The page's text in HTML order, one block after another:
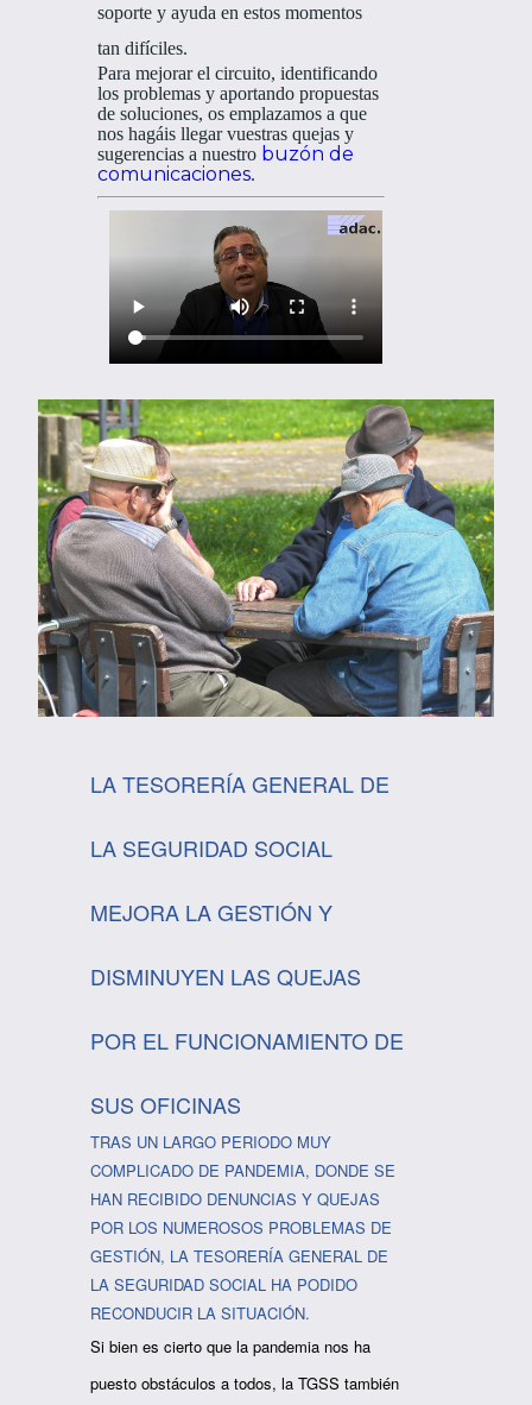
soporte y ayuda en estos momentos
tan difíciles.
Para mejorar el circuito, identificando
los problemas y aportando propuestas
de soluciones, os emplazamos a que
nos hagáis llegar vuestras quejas y
sugerencias a nuestro buzón de
comunicaciones.
LA TESORERÍA GENERAL DE
LA SEGURIDAD SOCIAL
MEJORA LA GESTIÓN Y
DISMINUYEN LAS QUEJAS
POR EL FUNCIONAMIENTO DE
SUS OFICINAS
TRAS UN LARGO PERIODO MUY
COMPLICADO DE PANDEMIA, DONDE SE
HAN RECIBIDO DENUNCIAS Y QUEJAS
POR LOS NUMEROSOS PROBLEMAS DE
GESTIÓN, LA TESORERÍA GENERAL DE
LA SEGURIDAD SOCIAL HA PODIDO
RECONDUCIR LA SITUACIÓN.
Si bien es cierto que la pandemia nos ha
puesto obstáculos a todos, la TGSS también